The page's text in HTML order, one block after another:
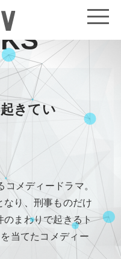
きてい
コメディードラマ。
り、刑事ものだけ
のまわりで起きるト
当てたコメディー